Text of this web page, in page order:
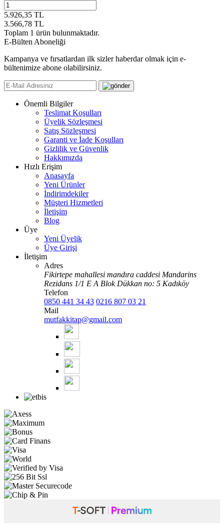
5.926,35 TL
3.566,78 TL
Toplam 1 ürün bulunmaktadır.
E-Bülten Aboneliği
Kampanya ve fırsatlardan ilk sizler haberdar olmak için e-
bültenimize abone olabilirsiniz.
Önemli Bilgiler
Teslimat Koşulları
Üyelik Sözleşmesi
Satış Sözleşmesi
Garanti ve İade Koşulları
Gizlilik ve Güvenlik
Hakkımızda
Hızlı Erişim
Anasayfa
Yeni Ürünler
İndirimdekiler
Müşteri Hizmetleri
İletişim
Blog
Üye
Yeni Üyelik
Üye Girişi
İletişim
Adres
Fikirtepe mahallesi mandıra caddesi Mandarins
Rezidans 1/1 E A Blok Dükkan no: 5 Kadıköy
Telefon
0850 441 34 43 0216 807 03 21
Mail
mutfakkitap@gmail.com